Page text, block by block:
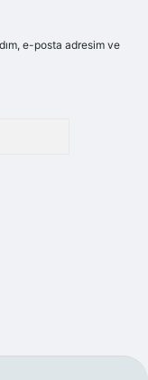
e-posta adresim ve